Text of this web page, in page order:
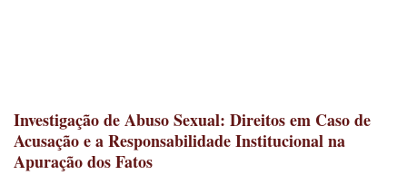
Investigação de Abuso Sexual: Direitos em Caso de
Acusação e a Responsabilidade Institucional na
Apuração dos Fatos